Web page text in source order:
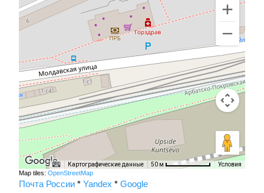
Картографические данные 50 м Условия
Map tiles: OpenStreetMap
Почта России * Yandex * Google